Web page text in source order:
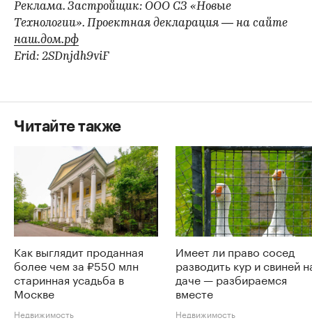
Реклама. Застройщик: ООО СЗ «Новые
Технологии». Проектная декларация — на сайте
наш.дом.рф
Erid: 2SDnjdh9viF
Читайте также
Как выглядит проданная
более чем за ₽550 млн
старинная усадьба в
Москве
Недвижимость
Имеет ли право сосед
разводить кур и свиней
даче — разбираемся
вместе
Недвижимость